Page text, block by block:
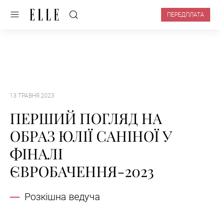
ПЕРЕДПЛАТА
13 ТРАВНЯ 2023
ПЕРШИЙ ПОГЛЯД НА
ОБРАЗ ЮЛІЇ САНІНОЇ У
ФІНАЛІ
ЄВРОБАЧЕННЯ-2023
Розкішна ведуча